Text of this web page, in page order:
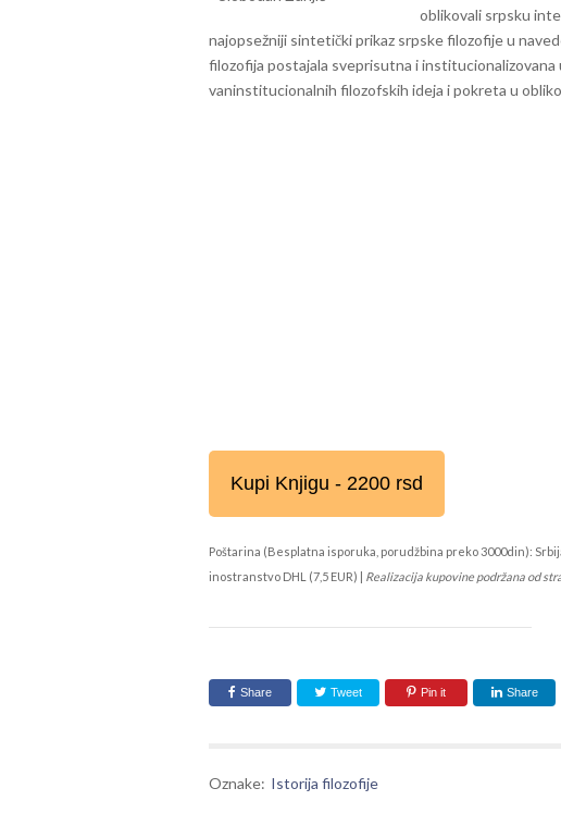
oblikovali srpsku
najopsežniji sintetički prikaz srpske filozofije u
filozofija postajala sveprisutna i
vaninstitucionalnih filozofskih ideja i pokreta u
Kupi Knjigu - 2200 rsd
Poštarina (Besplatna isporuka, porudžbina preko 3000din):
inostranstvo DHL (7,5 EUR) | Realizacija kupovine podržana od
Share Tweet Pin it Share
Oznake: Istorija filozofije